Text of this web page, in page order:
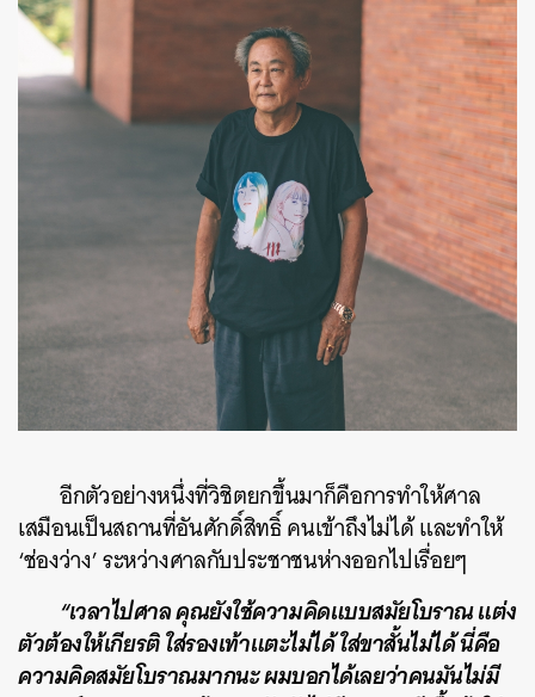
อีกตัวอย่างหนึ่งที่วิชิตยกขึ้นมาก็คือการทำให้ศาล
เสมือนเป็นสถานที่อันศักดิ์สิทธิ์ คนเข้าถึงไม่ได้ และทำให้
‘ช่องว่าง’ ระหว่างศาลกับประชาชนห่างออกไปเรื่อยๆ
“เวลาไปศาล คุณยังใช้ความคิดแบบสมัยโบราณ แต่ง
ตัวต้องให้เกียรติ ใส่รองเท้าแตะไม่ได้ ใส่ขาสั้นไม่ได้ นี่คือ
ความคิดสมัยโบราณมากนะ ผมบอกได้เลยว่าคนมันไม่มี